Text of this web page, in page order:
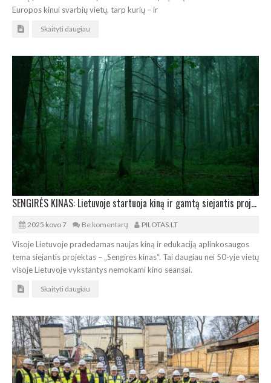
Europos kinui svarbių vietų, tarp kurių – ir
Skaityti daugiau
SENGIRĖS KINAS: Lietuvoje startuoja kiną ir gamtą siejantis projektas
2025 kovo 7 Be komentarų PILOTAS.LT
Visoje Lietuvoje pradedamas naujas kiną ir edukaciją aplinkosaugos
tema siejantis projektas – „Sengirės kinas“. Tai daugiau nei 50-yje vietų
visoje Lietuvoje vykstantys nemokami kino seansai.
Skaityti daugiau